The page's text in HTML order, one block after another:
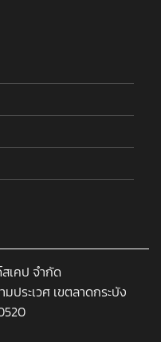
เคป จำกัด
ประเวศ เขตลาดกระบัง